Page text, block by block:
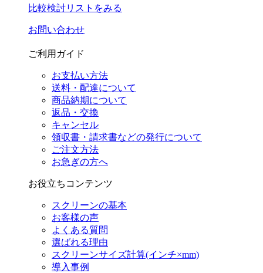
比較検討リストをみる
お問い合わせ
ご利用ガイド
お支払い方法
送料・配達について
商品納期について
返品・交換
キャンセル
領収書・請求書などの発行について
ご注文方法
お急ぎの方へ
お役立ちコンテンツ
スクリーンの基本
お客様の声
よくある質問
選ばれる理由
スクリーンサイズ計算(インチ×mm)
導入事例